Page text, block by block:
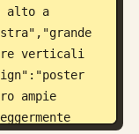
alto a
verticali
ampie